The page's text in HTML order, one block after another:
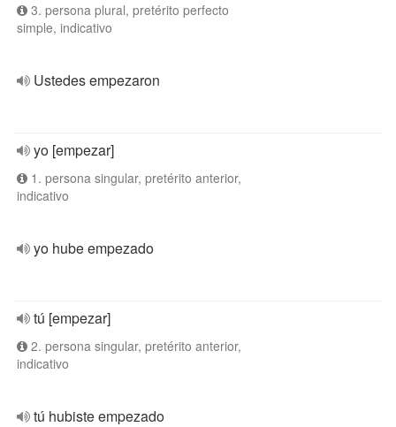
3. persona plural, pretérito perfecto
simple, indicativo
Ustedes empezaron
yo [empezar]
1. persona singular, pretérito anterior,
indicativo
yo hube empezado
tú [empezar]
2. persona singular, pretérito anterior,
indicativo
tú hubiste empezado